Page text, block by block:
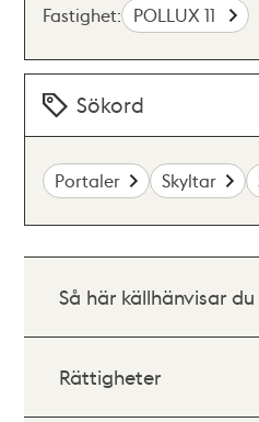
Fastighet: POLLUX 11
Sökord
Portaler Skyltar
Så här källhänvisar
Rättigheter